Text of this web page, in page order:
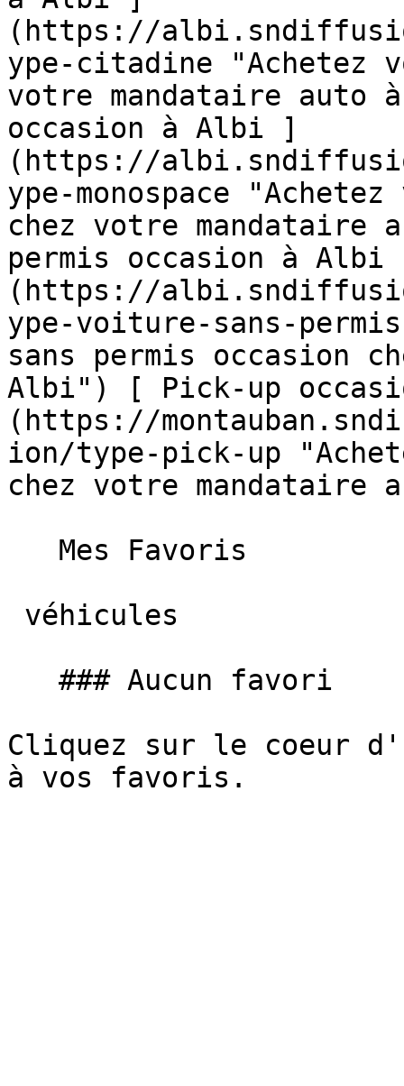
(https://
ype-citadine "Achetez
votre mandataire auto
occasion à Albi ]
(https://
ype-monospace
chez votre
permis occasion à Albi
(https://
ype-voiture-sans-
sans permis occasion
Albi") [ Pick-up
(https://
ion/type-pick-up
chez votre mandataire
Cliquez sur le coeur